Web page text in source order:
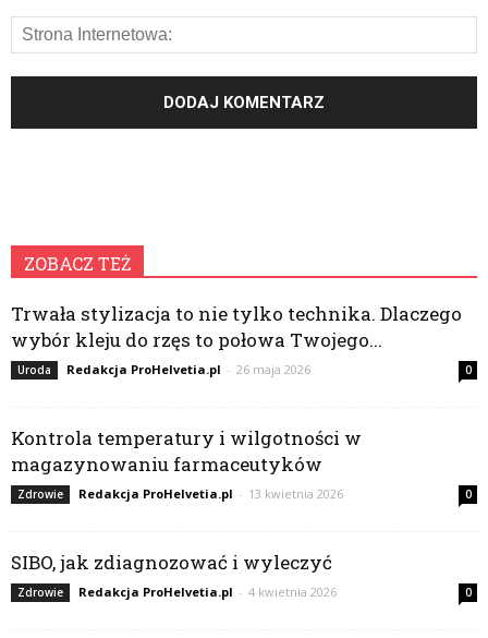
ZOBACZ TEŻ
Trwała stylizacja to nie tylko technika. Dlaczego
wybór kleju do rzęs to połowa Twojego...
Uroda Redakcja ProHelvetia.pl - 26 maja 2026 0
Kontrola temperatury i wilgotności w
magazynowaniu farmaceutyków
Zdrowie Redakcja ProHelvetia.pl - 13 kwietnia 2026 0
SIBO, jak zdiagnozować i wyleczyć
Zdrowie Redakcja ProHelvetia.pl - 4 kwietnia 2026 0